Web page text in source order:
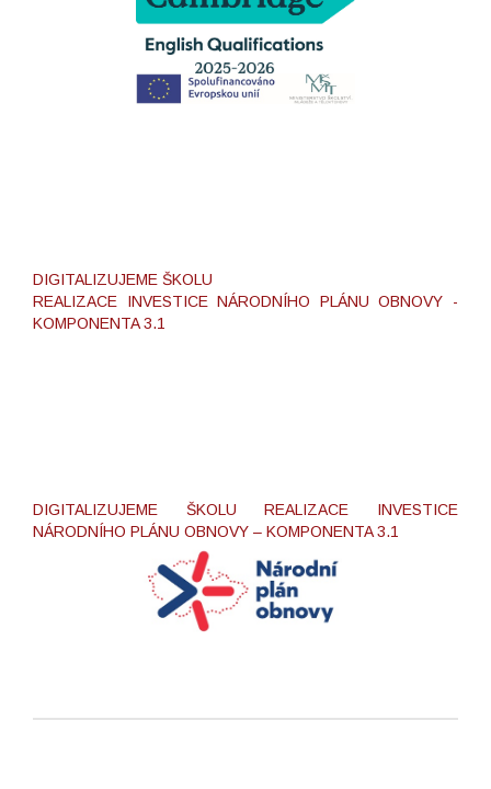
DIGITALIZUJEME ŠKOLU
REALIZACE INVESTICE NÁRODNÍHO PLÁNU OBNOVY -
KOMPONENTA 3.1
DIGITALIZUJEME ŠKOLU REALIZACE INVESTICE
NÁRODNÍHO PLÁNU OBNOVY – KOMPONENTA 3.1